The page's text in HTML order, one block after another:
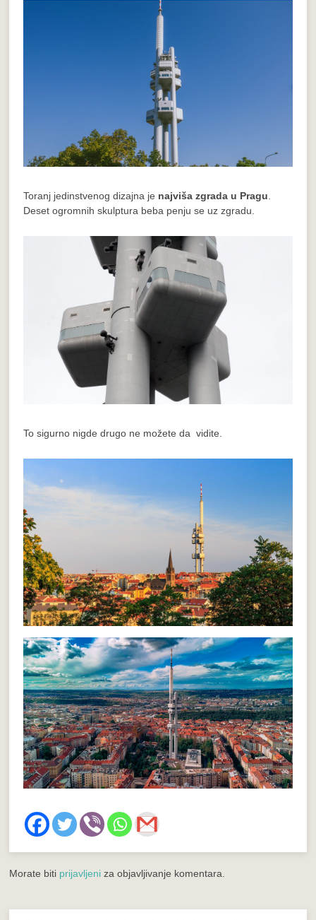
Toranj jedinstvenog dizajna je najviša zgrada u Pragu
Deset ogromnih skulptura beba penju se uz zgradu.
To sigurno nigde drugo ne možete da vidite.
Morate biti prijavljeni za objavljivanje komentara.